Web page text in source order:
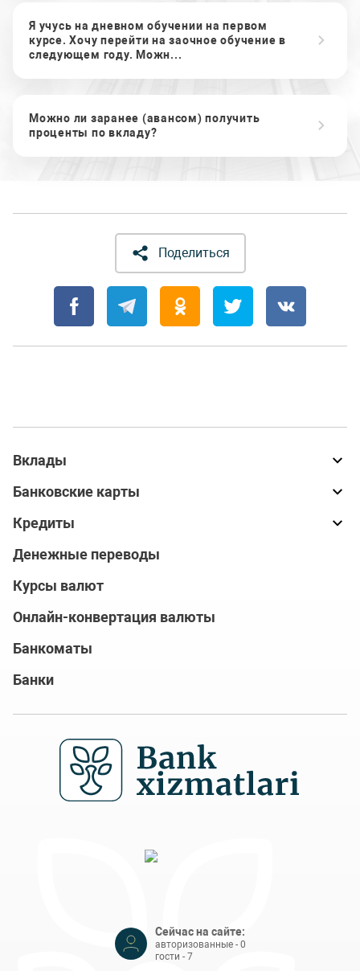
Я учусь на дневном обучении на первом
курсе. Хочу перейти на заочное обучение в
следующем году. Можн...
Можно ли заранее (авансом) получить
проценты по вкладу?
Поделиться
Вклады
Банковские карты
Кредиты
Денежные переводы
Курсы валют
Онлайн-конвертация валюты
Банкоматы
Банки
Сейчас на сайте:
авторизованные - 0
гости - 7